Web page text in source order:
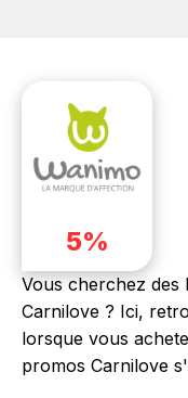
5%
Vous cherchez des
Carnilove ? Ici,
lorsque vous
promos Carnilove